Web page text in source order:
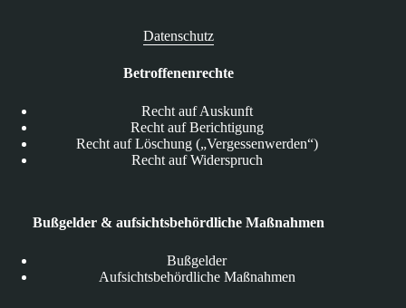
Datenschutz
Betroffenenrechte
Recht auf Auskunft
Recht auf Berichtigung
Recht auf Löschung („Vergessenwerden“)
Recht auf Widerspruch
Bußgelder & aufsichtsbehördliche Maßnahmen
Bußgelder
Aufsichtsbehördliche Maßnahmen